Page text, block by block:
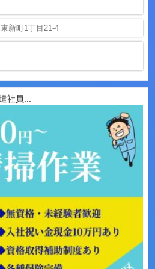
新町1丁目21-4
社員...